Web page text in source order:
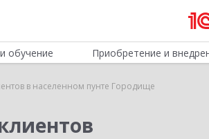
обучение Приобретение и
в населенном пунте Городище